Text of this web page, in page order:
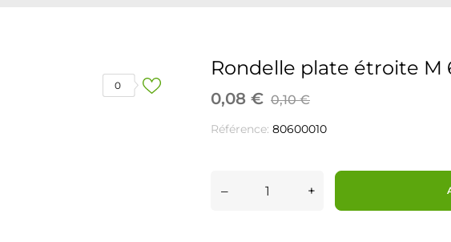
0
Rondelle plate étroite M
0,08 € 0,10 €
Référence: 80600010
– +